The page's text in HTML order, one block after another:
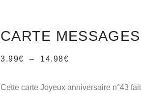
CARTE
3.99€ – 14.98€
Cette carte Joyeux anniversaire n°43